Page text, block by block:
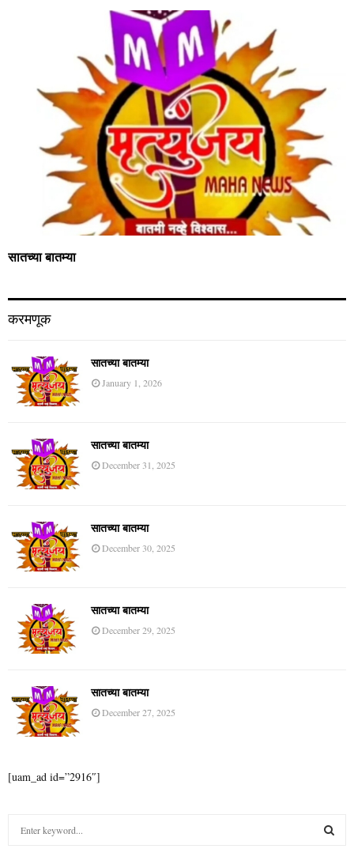
सातच्या बातम्या
करमणूक
सातच्या बातम्या
January 1, 2026
सातच्या बातम्या
December 31, 2025
सातच्या बातम्या
December 30, 2025
सातच्या बातम्या
December 29, 2025
सातच्या बातम्या
December 27, 2025
[uam_ad id=”2916″]